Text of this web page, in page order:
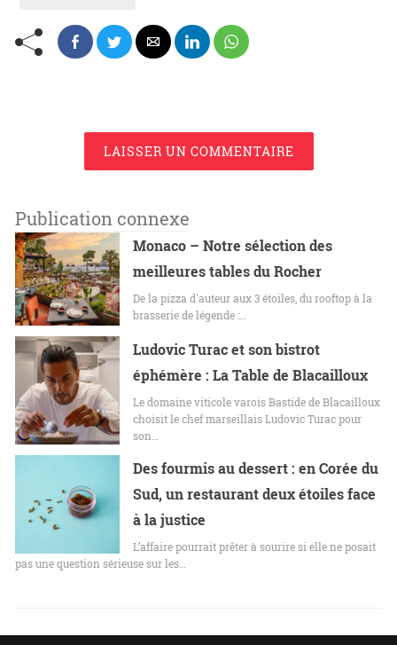
LAISSER UN COMMENTAIRE
Publication connexe
Monaco – Notre sélection des
meilleures tables du Rocher
De la pizza d'auteur aux 3 étoiles, du rooftop à la
brasserie de légende :…
Ludovic Turac et son bistrot
éphémère : La Table de Blacailloux
Le domaine viticole varois Bastide de Blacailloux
choisit le chef marseillais Ludovic Turac pour
son…
Des fourmis au dessert : en Corée du
Sud, un restaurant deux étoiles face
à la justice
L’affaire pourrait prêter à sourire si elle ne posait
pas une question sérieuse sur les…